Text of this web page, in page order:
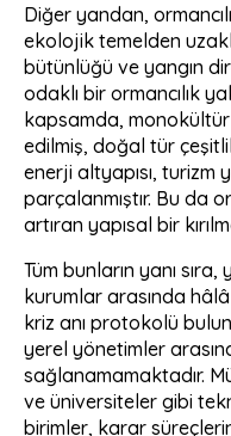
Diğer yandan,
ekolojik temelden
bütünlüğü ve yangın
odaklı bir ormancılık
kapsamda,
edilmiş, doğal tür
enerji altyapısı, turizm
parçalanmıştır. Bu da
artıran yapısal bir
Tüm bunların yanı
kurumlar arasında hâlâ
kriz anı protokolü
yerel yönetimler
sağlanamamaktadır.
ve üniversiteler gibi
birimler, karar